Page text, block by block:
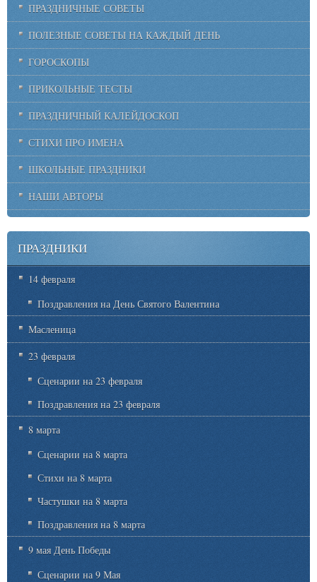
ПРАЗДНИЧНЫЕ СОВЕТЫ
ПОЛЕЗНЫЕ СОВЕТЫ НА КАЖДЫЙ ДЕНЬ
ГОРОСКОПЫ
ПРИКОЛЬНЫЕ ТЕСТЫ
ПРАЗДНИЧНЫЙ КАЛЕЙДОСКОП
СТИХИ ПРО ИМЕНА
ШКОЛЬНЫЕ ПРАЗДНИКИ
НАШИ АВТОРЫ
ПРАЗДНИКИ
14 февраля
Поздравления на День Святого Валентина
Масленица
23 февраля
Сценарии на 23 февраля
Поздравления на 23 февраля
8 марта
Сценарии на 8 марта
Стихи на 8 марта
Частушки на 8 марта
Поздравления на 8 марта
9 мая День Победы
Сценарии на 9 Мая